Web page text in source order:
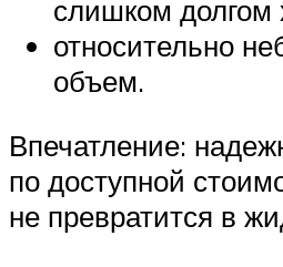
слишком долгом
относительно
объем.
Впечатление:
по доступной
не превратится в